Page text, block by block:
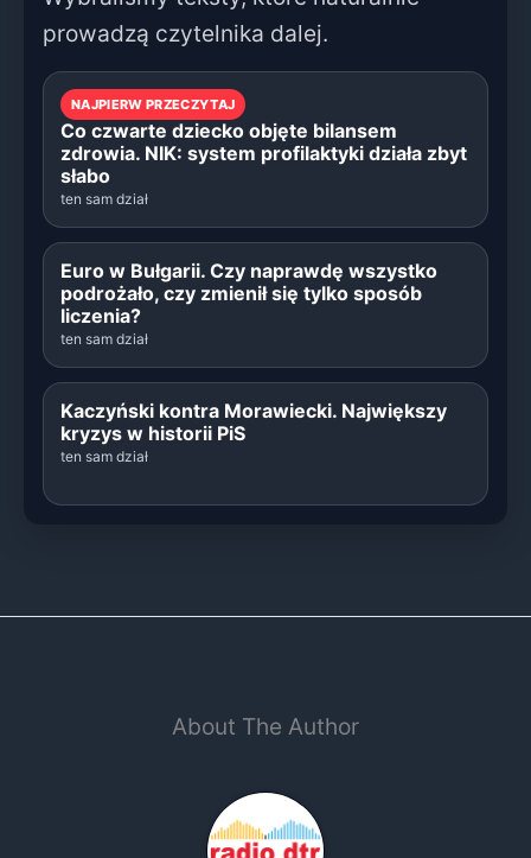
prowadzą czytelnika dalej.
NAJPIERW PRZECZYTAJ
Co czwarte dziecko objęte bilansem
zdrowia. NIK: system profilaktyki działa zbyt
słabo
ten sam dział
Euro w Bułgarii. Czy naprawdę wszystko
podrożało, czy zmienił się tylko sposób
liczenia?
ten sam dział
Kaczyński kontra Morawiecki. Największy
kryzys w historii PiS
ten sam dział
About The Author